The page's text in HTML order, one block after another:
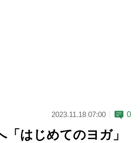
2023.11.18 07:00 0
「はじめてのヨガ」